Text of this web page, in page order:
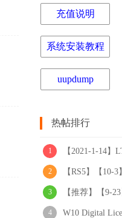
充值说明
系统安装教程
uupdump
热帖排行
1
2
3
4